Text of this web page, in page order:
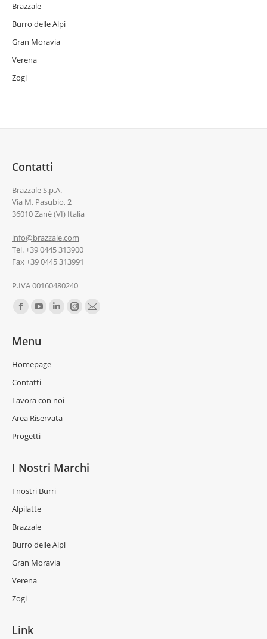
Brazzale
Burro delle Alpi
Gran Moravia
Verena
Zogi
Contatti
Brazzale S.p.A.
Via M. Pasubio, 2
36010 Zanè (VI) Italia
info@brazzale.com
Tel. +39 0445 313900
Fax +39 0445 313991
P.IVA 00160480240
Ci puoi trovare su:
Menu
Homepage
Contatti
Lavora con noi
Area Riservata
Progetti
I Nostri Marchi
I nostri Burri
Alpilatte
Brazzale
Burro delle Alpi
Gran Moravia
Verena
Zogi
Link